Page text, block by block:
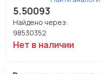
5.50093
Найдено через:
98530352
Нет в наличии